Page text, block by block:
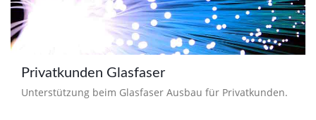
Privatkunden Glasfaser
Unterstützung beim Glasfaser Ausbau für Privatkunden.